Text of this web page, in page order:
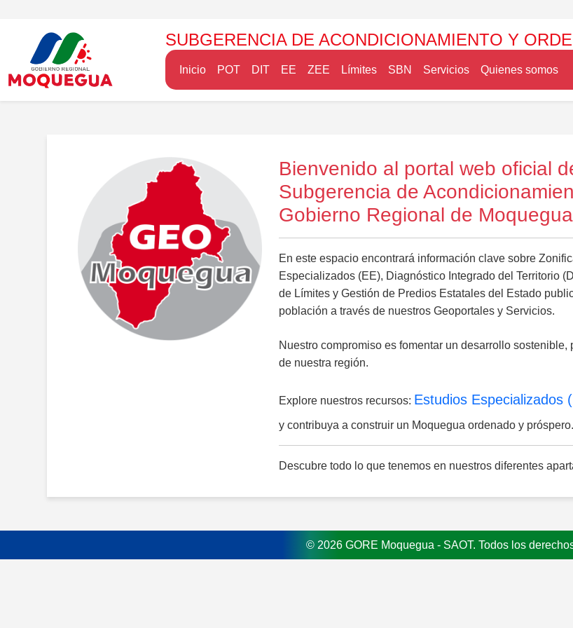
SUBGERENCIA DE ACONDICIONAMIENTO Y
Inicio POT DIT EE ZEE Límites SBN Servicios Quienes somos
Bienvenido al portal web oficial
Subgerencia de
Gobierno Regional de Moquegua
En este espacio encontrará información clave sobre
Especializados (EE), Diagnóstico Integrado del Territorio
de Límites y Gestión de Predios Estatales del Estado
población a través de nuestros Geoportales y Servicios.
Nuestro compromiso es fomentar un desarrollo
de nuestra región.
Explore nuestros recursos: Estudios Especializados
y contribuya a construir un Moquegua ordenado y próspero.
Descubre todo lo que tenemos en nuestros diferentes
© 2026 GORE Moquegua - SAOT. Todos los